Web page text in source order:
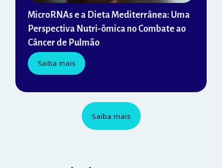
MicroRNAs e a Dieta Mediterrânea: Uma
Perspectiva Nutri-ômica no Combate ao
Câncer de Pulmão
Saiba mais
Saiba mais